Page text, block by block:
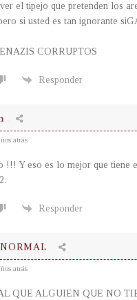
el tipejo que pretenden los
si usted es tan ignorante
CORRUPTOS
Responder
atrás
!!! Y eso es lo mejor que tiene
Responder
atrás
QUE ALGUIEN QUE NO